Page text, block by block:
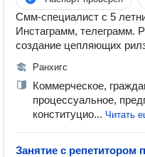
Смм-специалист с 5
Инстаграмм, телеграмм.
создание цепляющих
Ранхигс
Коммерческое,
процессуальное,
конституцио... Читать
Занятие с репетитором